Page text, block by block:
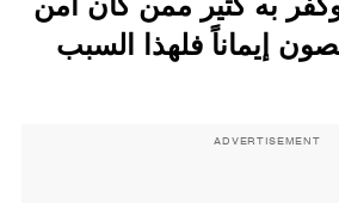
إيماناً فلهذا السبب
ADVERTISEMENT